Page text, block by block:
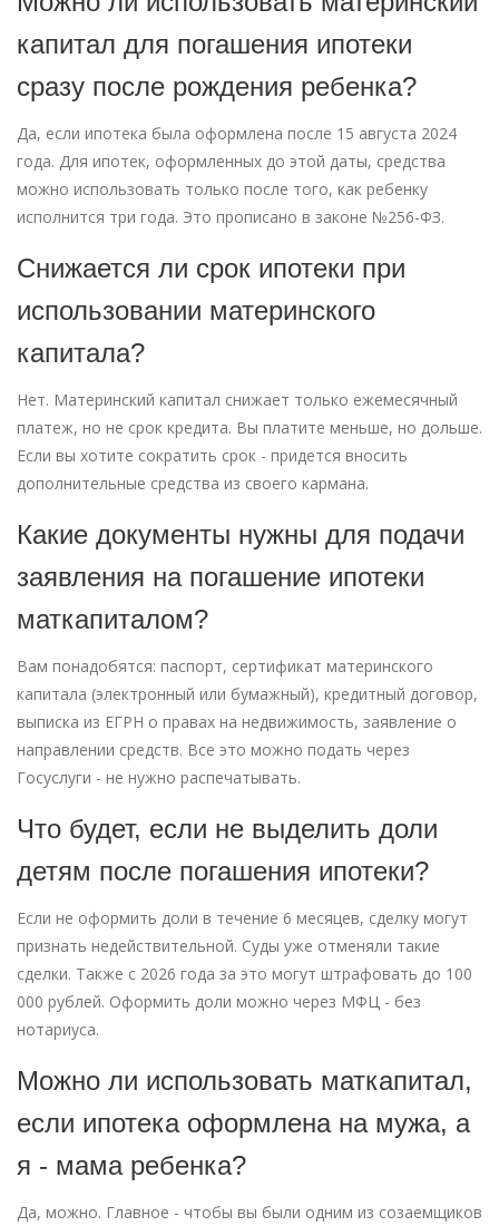
капитал для погашения ипотеки
сразу после рождения ребенка?
Да, если ипотека была оформлена после 15 августа 2024
года. Для ипотек, оформленных до этой даты, средства
можно использовать только после того, как ребенку
исполнится три года. Это прописано в законе №256-ФЗ.
Снижается ли срок ипотеки при
использовании материнского
капитала?
Нет. Материнский капитал снижает только ежемесячный
платеж, но не срок кредита. Вы платите меньше, но дольше.
Если вы хотите сократить срок - придется вносить
дополнительные средства из своего кармана.
Какие документы нужны для подачи
заявления на погашение ипотеки
маткапиталом?
Вам понадобятся: паспорт, сертификат материнского
капитала (электронный или бумажный), кредитный договор,
выписка из ЕГРН о правах на недвижимость, заявление о
направлении средств. Все это можно подать через
Госуслуги - не нужно распечатывать.
Что будет, если не выделить доли
детям после погашения ипотеки?
Если не оформить доли в течение 6 месяцев, сделку могут
признать недействительной. Суды уже отменяли такие
сделки. Также с 2026 года за это могут штрафовать до 100
000 рублей. Оформить доли можно через МФЦ - без
нотариуса.
Можно ли использовать маткапитал,
если ипотека оформлена на мужа, а
я - мама ребенка?
Да, можно. Главное - чтобы вы были одним из созаемщиков